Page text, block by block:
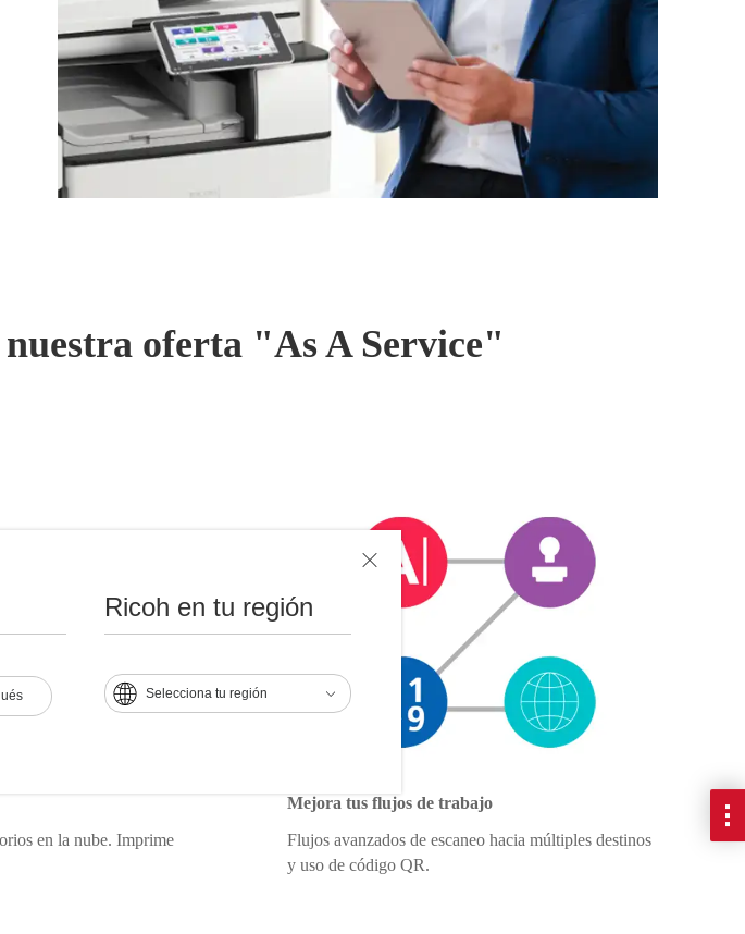
Ricoh en tu región
Selecciona tu región
oferta "As A Service"
en la nube. Imprime
Mejora tus flujos de trabajo
Flujos avanzados de escaneo hacia múltiples destinos
y uso de código QR.